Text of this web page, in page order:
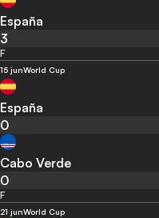
España
3
F
15 junWorld Cup
España
0
Cabo Verde
0
F
21 junWorld Cup